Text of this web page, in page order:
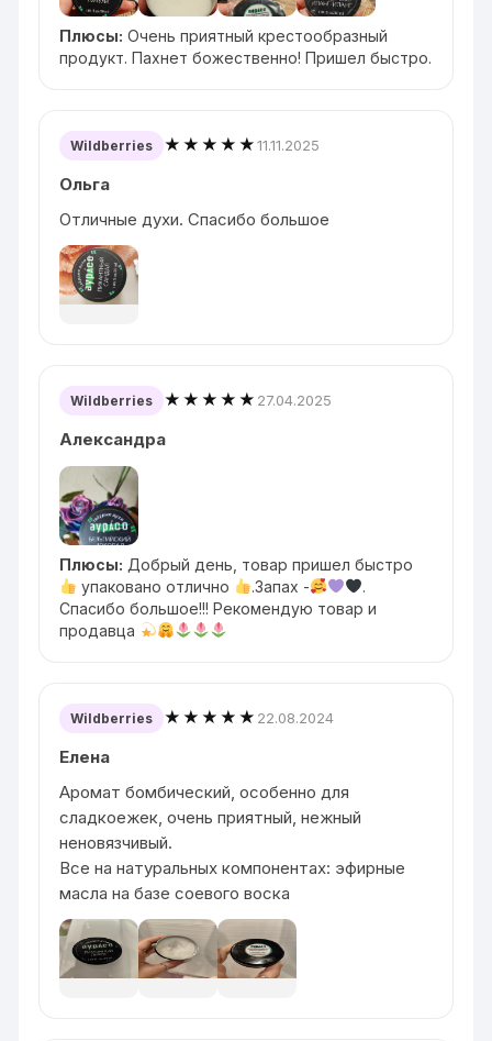
Плюсы: Очень приятный крестообразный
продукт. Пахнет божественно! Пришел быстро.
Wildberries ★★★★★11.11.2025
Ольга
Отличные духи. Спасибо большое
Wildberries ★★★★★ 27.04.2025
Александра
Плюсы: Добрый день, товар пришел быстро
упаковано отлично
.Запах -
.
Спасибо большое!!! Рекомендую товар и
продавца
Wildberries ★★★★★ 22.08.2024
Елена
Аромат бомбический, особенно для
сладкоежек, очень приятный, нежный
неновязчивый.
Все на натуральных компонентах: эфирные
масла на базе соевого воска